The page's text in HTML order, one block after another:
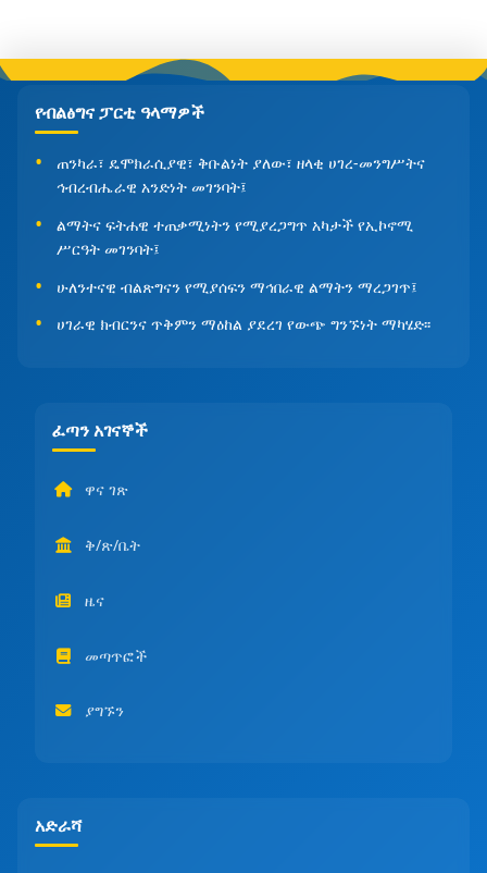
የብልፅግና ፓርቲ ዓላማዎች
ጠንካራ፣ ዴሞክራሲያዊ፣ ቅቡልነት ያለው፣ ዘላቂ ሀገረ-መንግሥትና
ኅብረብሔራዊ አንድነት መገንባት፤
ልማትና ፍትሐዊ ተጠቃሚነትን የሚያረጋግጥ አካታች የኢኮኖሚ
ሥርዓት መገንባት፤
ሁለንተናዊ ብልጽግናን የሚያሰፍን ማኅበራዊ ልማትን ማረጋገጥ፤
ሀገራዊ ክብርንና ጥቅምን ማዕከል ያደረገ የውጭ ግንኙነት ማካሄድ፡፡
ፈጣን አገናኞች
ዋና ገጽ
ቅ/ጽ/ቤት
ዜና
መጣጥፎች
ያግኙን
አድራሻ